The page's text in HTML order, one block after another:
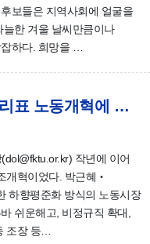
보들은 지역사회에 얼굴을
한 겨울 날씨만큼이나
하다. 희망을 …
[연구소의 창] 박근혜발 새누리표 노동개혁에 대한 한국노총의 단심
작년에 이어
개혁이었다. 박근혜‧
하향평준화 방식의 노동시장
쉬운해고, 비정규직 확대,
조장 등…